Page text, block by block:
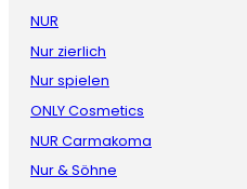
NUR
Nur zierlich
Nur spielen
ONLY Cosmetics
NUR Carmakoma
Nur & Söhne